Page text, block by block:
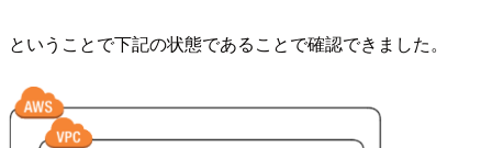
ということで下記の状態であることで確認できました。